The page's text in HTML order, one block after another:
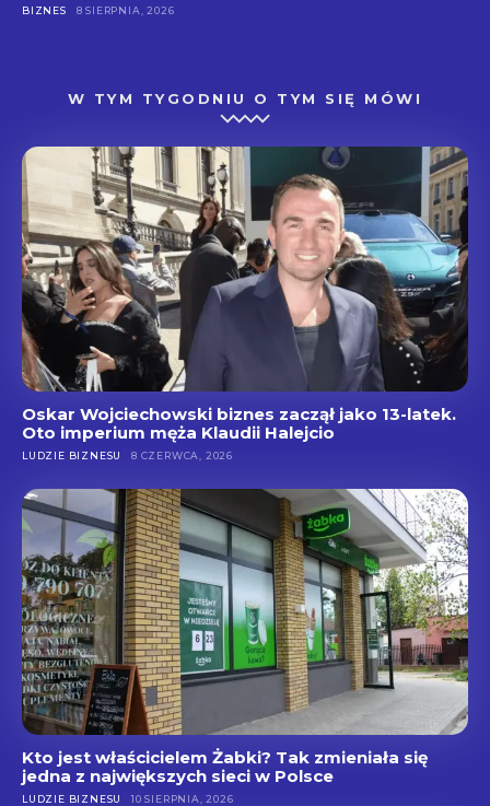
BIZNES 8 SIERPNIA, 2026
W TYM TYGODNIU O TYM SIĘ MÓWI
Oskar Wojciechowski biznes zaczął jako 13-latek.
Oto imperium męża Klaudii Halejcio
LUDZIE BIZNESU 8 CZERWCA, 2026
Kto jest właścicielem Żabki? Tak zmieniała się
jedna z największych sieci w Polsce
LUDZIE BIZNESU 10 SIERPNIA, 2026